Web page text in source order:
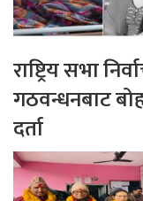
राष्ट्रिय सभा
गठवन्धनबाट
दर्ता